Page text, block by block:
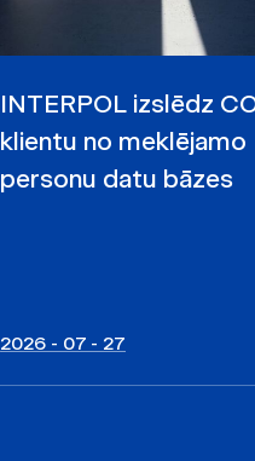
INTERPOL izslēdz
klientu no meklējamo
personu datu bāzes
2026 - 07 - 27